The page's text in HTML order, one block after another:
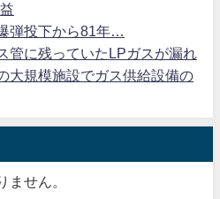
弾投下から81年…
管に残っていたLPガスが漏れ
大規模施設でガス供給設備の
ません。